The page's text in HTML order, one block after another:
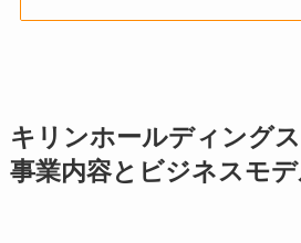
キリンホールディング
事業内容とビジネスモ